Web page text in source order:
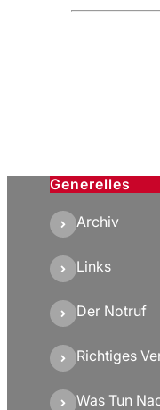
Generelles
Archiv
Links
Der Notruf
Richtiges
Was Tun